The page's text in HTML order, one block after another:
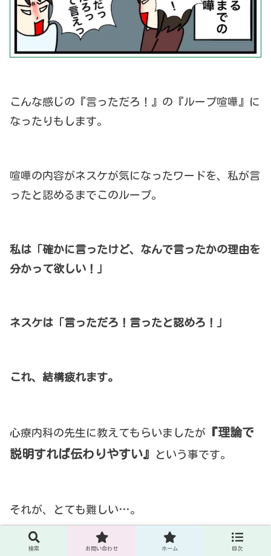
こんな感じの『言っただろ！』の『ループ喧嘩』に
なったりもします。
喧嘩の内容がネスケが気になったワードを、私が言
ったと認めるまでこのループ。
私は「確かに言ったけど、なんで言ったかの理由を
分かって欲しい！」
ネスケは「言っただろ！言ったと認めろ！」
これ、結構疲れます。
心療内科の先生に教えてもらいましたが
『理論で
説明すれば伝わりやすい』
という事です。
それが、とても難しい…。
検索 お問い合わせ ホーム 目次